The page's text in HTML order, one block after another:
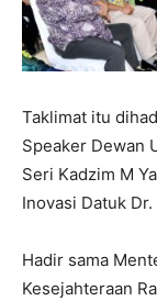
Taklimat itu
Speaker Dewan
Seri Kadzim M
Inovasi Datuk
Hadir sama
Kesejahteraan